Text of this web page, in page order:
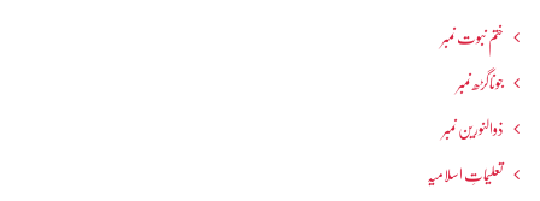
ختم نبوت نمبر
جوناگڑھ نمبر
ذوالنورین نمبر
تعلیماتِ اسلامیہ